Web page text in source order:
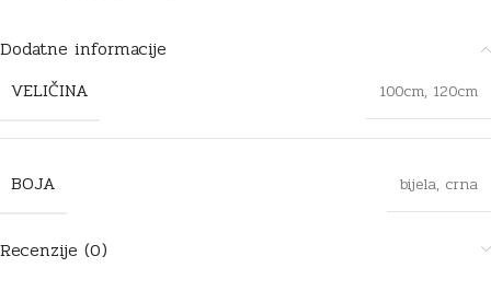
Dodatne informacije
VELIČINA
100cm, 120cm
BOJA bijela, crna
Recenzije (0)